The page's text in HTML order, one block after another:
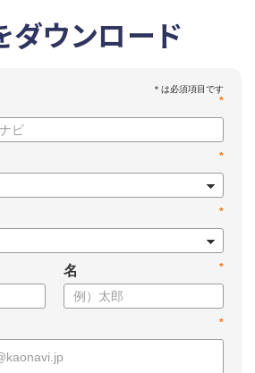
ダウンロード
*
*
*
*
名
*